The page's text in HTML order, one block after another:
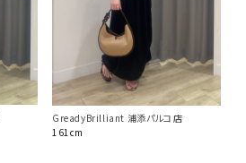
GreadyBrilliant 浦添パルコ店
161cm